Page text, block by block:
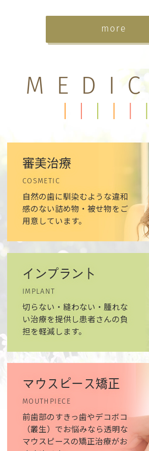
more
審美治療
COSMETIC
自然の歯に馴染むような違和
感のない詰め物・被せ物をご
用意しています。
インプラント
IMPLANT
切らない・縫わない・腫れな
い治療を提供し患者さんの負
担を軽減します。
マウスピース矯正
MOUTHPIECE
前歯部のすきっ歯やデコボコ
（叢生）でお悩みなら透明な
マウスピースの矯正治療がお